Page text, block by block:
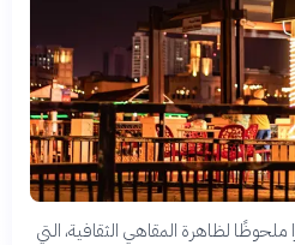
ملحوظًا لظاهرة المقاهي الثقافية، التي